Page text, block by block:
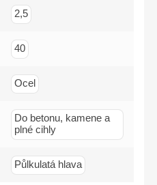
2,5
40
Ocel
Do betonu, kamene a
plné cihly
Půlkulatá hlava